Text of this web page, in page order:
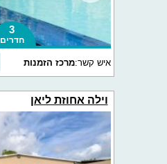
3
חדרים
איש קשר:מרכז הזמנות
וילה אחוזת ליאן